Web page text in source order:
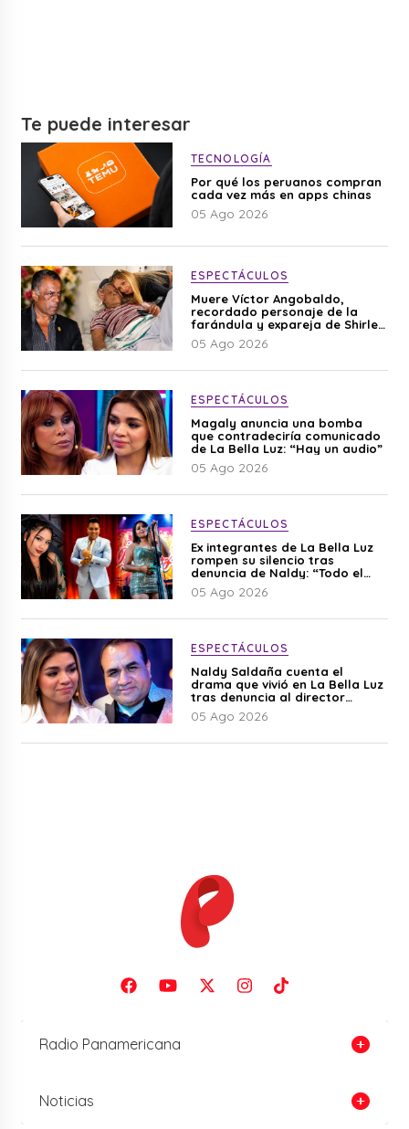
Te puede interesar
TECNOLOGÍA
Por qué los peruanos compran
cada vez más en apps chinas
05 Ago 2026
ESPECTÁCULOS
Muere Víctor Angobaldo,
recordado personaje de la
farándula y expareja de Shirley
Cherres
05 Ago 2026
ESPECTÁCULOS
Magaly anuncia una bomba
que contradeciría comunicado
de La Bella Luz: “Hay un audio”
05 Ago 2026
ESPECTÁCULOS
Ex integrantes de La Bella Luz
rompen su silencio tras
denuncia de Naldy: “Todo el
mundo lo sabía”
05 Ago 2026
ESPECTÁCULOS
Naldy Saldaña cuenta el
drama que vivió en La Bella Luz
tras denuncia al director
musical: “No me parece justo”
05 Ago 2026
Radio Panamericana
Noticias